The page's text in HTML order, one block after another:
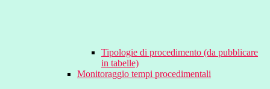
Tipologie di procedimento (da pubblicare
in tabelle)
Monitoraggio tempi procedimentali